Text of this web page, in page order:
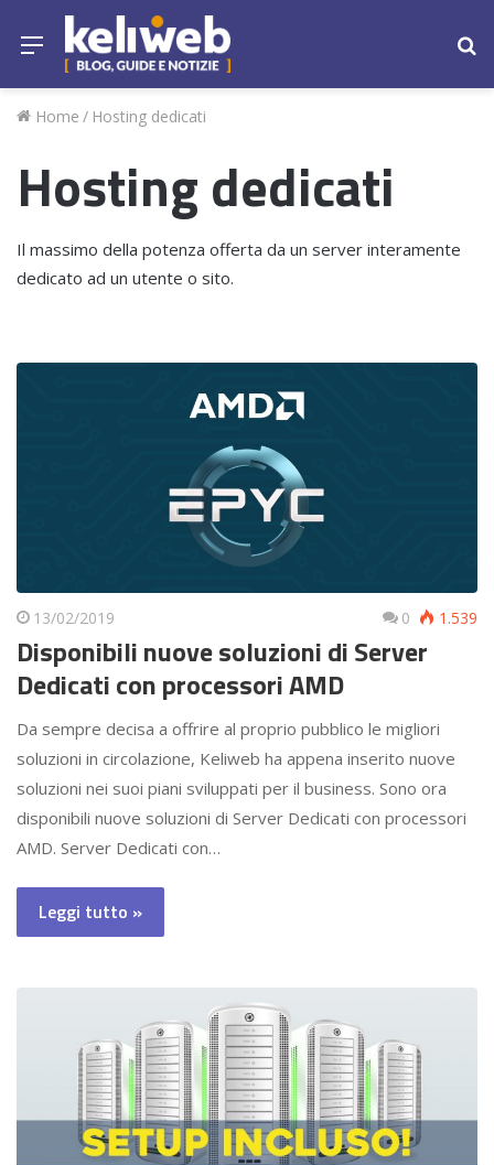
Menu
Home / Hosting dedicati
Hosting dedicati
Il massimo della potenza offerta da un server interamente
dedicato ad un utente o sito.
13/02/2019 0 1.539
Disponibili nuove soluzioni di Server
Dedicati con processori AMD
Da sempre decisa a offrire al proprio pubblico le migliori
soluzioni in circolazione, Keliweb ha appena inserito nuove
soluzioni nei suoi piani sviluppati per il business. Sono ora
disponibili nuove soluzioni di Server Dedicati con processori
AMD. Server Dedicati con…
Leggi tutto »